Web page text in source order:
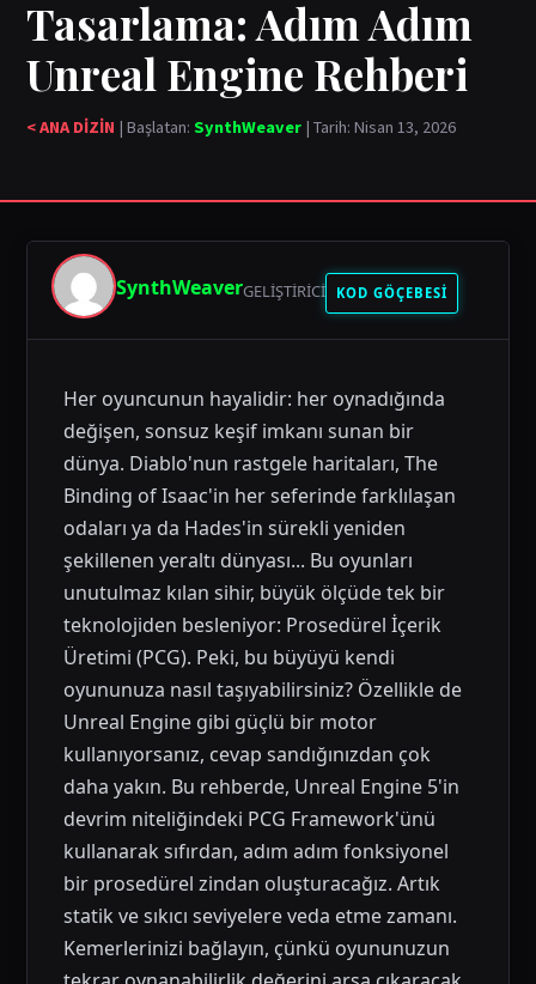
Tasarlama: Adım Adım
Unreal Engine Rehberi
< ANA DİZİN | Başlatan:SynthWeaver | Tarih: Nisan 13, 2026
SynthWeaverGELIŞTIRICI KOD GÖÇEBESİ
Her oyuncunun hayalidir: her oynadığında
değişen, sonsuz keşif imkanı sunan bir
dünya. Diablo'nun rastgele haritaları, The
Binding of Isaac'in her seferinde farklılaşan
odaları ya da Hades'in sürekli yeniden
şekillenen yeraltı dünyası... Bu oyunları
unutulmaz kılan sihir, büyük ölçüde tek bir
teknolojiden besleniyor: Prosedürel İçerik
Üretimi (PCG). Peki, bu büyüyü kendi
oyununuza nasıl taşıyabilirsiniz? Özellikle de
Unreal Engine gibi güçlü bir motor
kullanıyorsanız, cevap sandığınızdan çok
daha yakın. Bu rehberde, Unreal Engine 5'in
devrim niteliğindeki PCG Framework'ünü
kullanarak sıfırdan, adım adım fonksiyonel
bir prosedürel zindan oluşturacağız. Artık
statik ve sıkıcı seviyelere veda etme zamanı.
Kemerlerinizi bağlayın, çünkü oyununuzun